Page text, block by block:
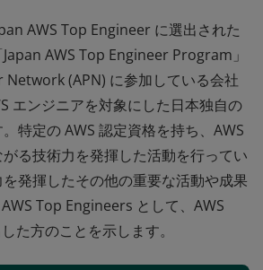
AWS Top Engineer に選出された
AWS Top Engineer Program」
Network (APN) に参加している会社
エンジニアを対象にした日本独自の
特定の AWS 認定資格を持ち、AWS
る技術力を発揮した活動を行ってい
発揮したその他の重要な活動や成果
Top Engineers として、AWS
た方のことを示します。